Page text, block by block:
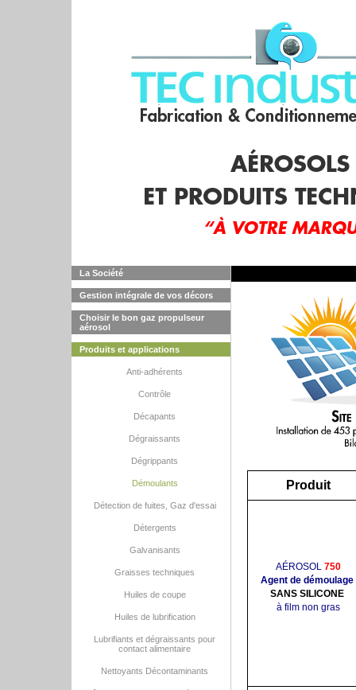
La Société
Gestion intégrale de vos décors
Choisir le bon gaz propulseur
aérosol
Produits et applications
Anti-adhérents
Contrôle
Décapants
Dégraissants
Dégrippants
Démoulants
Détection de fuites, Gaz d'essai
Détergents
Galvanisants
Graisses techniques
Huiles de coupe
Huiles de lubrification
Lubrifiants et dégraissants pour
contact alimentaire
Nettoyants Décontaminants
Produit
AÉROSOL 750
Agent de démoulage
SANS SILICONE
à film non gras